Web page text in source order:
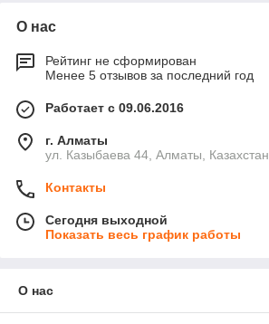
О нас
Рейтинг не сформирован
Менее 5 отзывов за последний год
Работает с 09.06.2016
г. Алматы
ул. Казыбаева 44, Алматы, Казахстан
Контакты
Сегодня выходной
Показать весь график работы
О нас